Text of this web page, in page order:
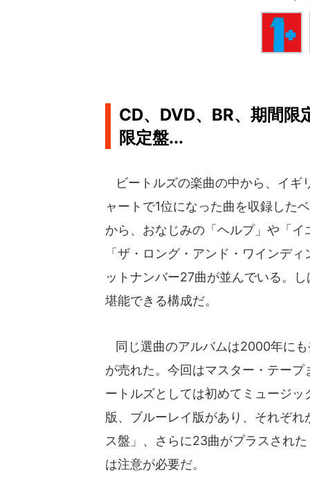
CD、DVD、BR、期間
限定盤...
ビートルズの楽曲の中から、イギ
ャートで1位になった曲を収録した
から、おなじみの「ヘルプ」や「
「ザ・ロング・アンド・ワインデ
ットナンバー27曲が並んでいる。
堪能できる構成だ。
同じ選曲のアルバムは2000年に
が売れた。今回はマスター・テー
ートルズとしては初めてミュージ
版、ブルーレイ版があり、それぞ
ス盤」、さらに23曲がプラスされ
は注意が必要だ。